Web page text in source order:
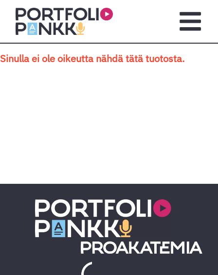
Siirry sisältöön
Sinulla ei ole oikeutta nähdä tätä tuotosta.